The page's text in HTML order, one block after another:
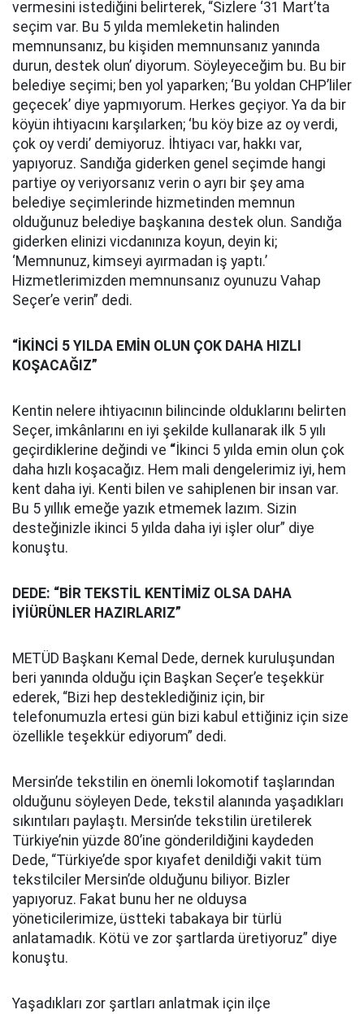
vermesini istediğini belirterek, “Sizlere ‘31 Mart’ta
seçim var. Bu 5 yılda memleketin halinden
memnunsanız, bu kişiden memnunsanız yanında
durun, destek olun’ diyorum. Söyleyeceğim bu. Bu bir
belediye seçimi; ben yol yaparken; ‘Bu yoldan CHP’liler
geçecek’ diye yapmıyorum. Herkes geçiyor. Ya da bir
köyün ihtiyacını karşılarken; ‘bu köy bize az oy verdi,
çok oy verdi’ demiyoruz. İhtiyacı var, hakkı var,
yapıyoruz. Sandığa giderken genel seçimde hangi
partiye oy veriyorsanız verin o ayrı bir şey ama
belediye seçimlerinde hizmetinden memnun
olduğunuz belediye başkanına destek olun. Sandığa
giderken elinizi vicdanınıza koyun, deyin ki;
‘Memnunuz, kimseyi ayırmadan iş yaptı.’
Hizmetlerimizden memnunsanız oyunuzu Vahap
Seçer’e verin” dedi.
“İKİNCİ 5 YILDA EMİN OLUN ÇOK DAHA HIZLI
KOŞACAĞIZ”
Kentin nelere ihtiyacının bilincinde olduklarını belirten
Seçer, imkânlarını en iyi şekilde kullanarak ilk 5 yılı
geçirdiklerine değindi ve “ İkinci 5 yılda emin olun çok
daha hızlı koşacağız. Hem mali dengelerimiz iyi, hem
kent daha iyi. Kenti bilen ve sahiplenen bir insan var.
Bu 5 yıllık emeğe yazık etmemek lazım. Sizin
desteğinizle ikinci 5 yılda daha iyi işler olur” diye
konuştu.
DEDE: “BİR TEKSTİL KENTİMİZ OLSA DAHA
İYİÜRÜNLER HAZIRLARIZ”
METÜD Başkanı Kemal Dede, dernek kuruluşundan
beri yanında olduğu için Başkan Seçer’e teşekkür
ederek, “Bizi hep desteklediğiniz için, bir
telefonumuzla ertesi gün bizi kabul ettiğiniz için size
özellikle teşekkür ediyorum” dedi.
Mersin’de tekstilin en önemli lokomotif taşlarından
olduğunu söyleyen Dede, tekstil alanında yaşadıkları
sıkıntıları paylaştı. Mersin’de tekstilin üretilerek
Türkiye’nin yüzde 80’ine gönderildiğini kaydeden
Dede, “Türkiye’de spor kıyafet denildiği vakit tüm
tekstilciler Mersin’de olduğunu biliyor. Bizler
yapıyoruz. Fakat bunu her ne olduysa
yöneticilerimize, üstteki tabakaya bir türlü
anlatamadık. Kötü ve zor şartlarda üretiyoruz” diye
konuştu.
Yaşadıkları zor şartları anlatmak için ilçe